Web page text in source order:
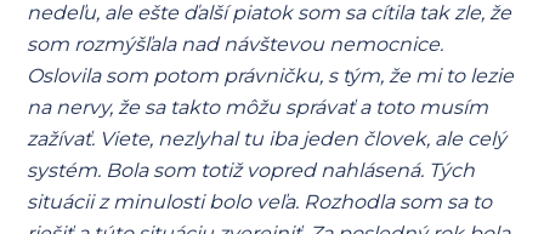
nedeľu, ale ešte ďalší piatok som sa cítila tak zle, že
som rozmýšľala nad návštevou nemocnice.
Oslovila som potom právničku, s tým, že mi to lezie
na nervy, že sa takto môžu správať a toto musím
zažívať. Viete, nezlyhal tu iba jeden človek, ale celý
systém. Bola som totiž vopred nahlásená. Tých
situácii z minulosti bolo veľa. Rozhodla som sa to